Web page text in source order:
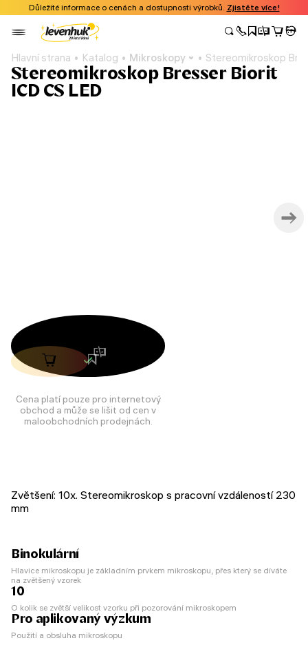
Důležité informace o cenách a dostupnosti výrobků. Zjistěte více!
Hlavní strana Katalog Mikroskopy Stereomikroskop
Stereomikroskop Bresser Biorit
ICD CS LED
Cena platí pouze pro internetový
obchod a může se lišit od cen v
maloobchodních prodejnách.
Zvětšení: 10х. Stereomikroskop s pracovní vzdáleností 230
mm
Binokulární
Hlavice mikroskopu je základním prvkem mikroskopu, přes který se díváte
na zvětšený vzorek
10
O kolik se zvětší velikost vzorku při pozorování mikroskopem
Pro aplikovaný výzkum
Použití a obsluha mikroskopu